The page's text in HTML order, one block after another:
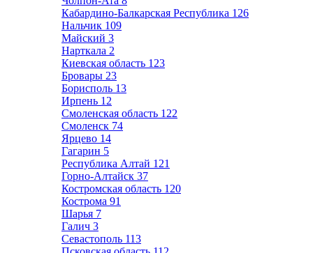
Кабардино-Балкарская Республика 126
Нальчик 109
Майский 3
Нарткала 2
Киевская область 123
Бровары 23
Борисполь 13
Ирпень 12
Смоленская область 122
Смоленск 74
Ярцево 14
Гагарин 5
Республика Алтай 121
Горно-Алтайск 37
Костромская область 120
Кострома 91
Шарья 7
Галич 3
Севастополь 113